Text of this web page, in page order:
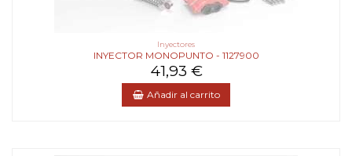
Inyectores
INYECTOR MONOPUNTO - 1127900
41,93 €
Añadir al carrito